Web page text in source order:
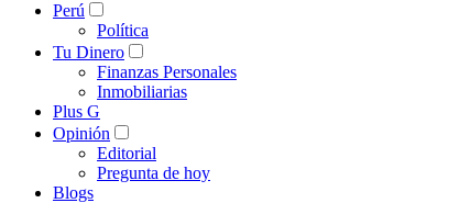
Perú
Política
Tu Dinero
Finanzas Personales
Inmobiliarias
Plus G
Opinión
Editorial
Pregunta de hoy
Blogs